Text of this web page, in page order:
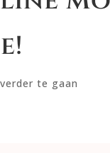
te gaan